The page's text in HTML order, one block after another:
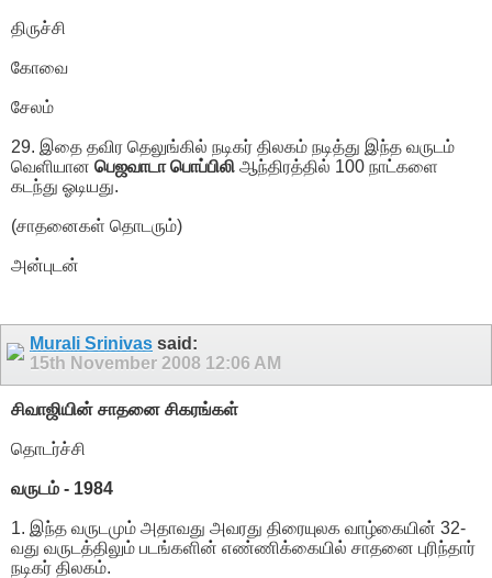
திருச்சி
கோவை
சேலம்
29. இதை தவிர தெலுங்கில் நடிகர் திலகம் நடித்து இந்த வருடம்
வெளியான பெஜவாடா பொப்பிலி ஆந்திரத்தில் 100 நாட்களை
கடந்து ஓடியது.
(சாதனைகள் தொடரும்)
அன்புடன்
Murali Srinivas said:
15th November 2008 12:06 AM
சிவாஜியின் சாதனை சிகரங்கள்
தொடர்ச்சி
வருடம் - 1984
1. இந்த வருடமும் அதாவது அவரது திரையுலக வாழ்கையின் 32-
வது வருடத்திலும் படங்களின் எண்ணிக்கையில் சாதனை புரிந்தார்
நடிகர் திலகம்.